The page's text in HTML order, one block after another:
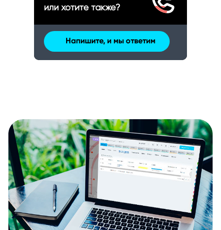
или хотите также?
Напишите, и мы ответим